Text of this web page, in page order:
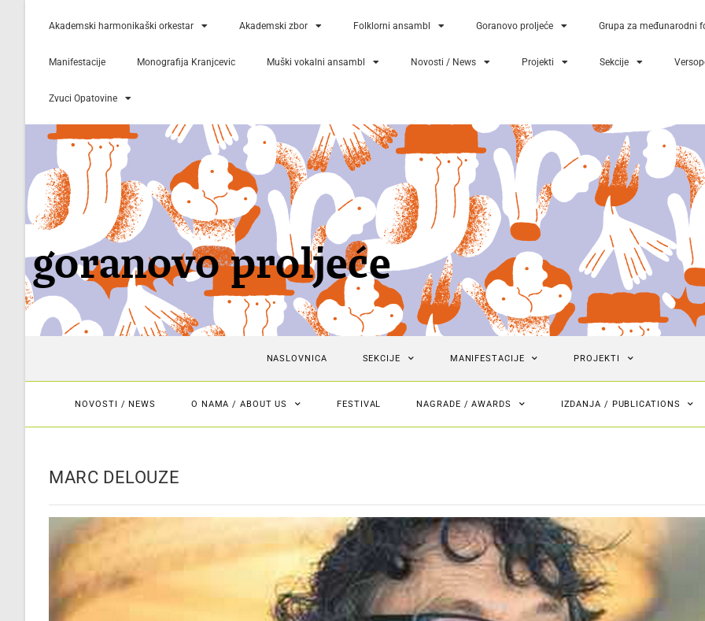
Akademski harmonikaški orkestar Akademski zbor Folklorni ansambl Goranovo proljeće Grupa za međunarodni
Manifestacije Monografija Kranjcevic Muški vokalni ansambl Novosti / News Projekti Sekcije
Zvuci Opatovine
goranovo proljeće
NASLOVNICA SEKCIJE MANIFESTACIJE PROJEKTI
NOVOSTI / NEWS O NAMA / ABOUT US FESTIVAL NAGRADE / AWARDS IZDANJA / PUBLICATIONS
MARC DELOUZE